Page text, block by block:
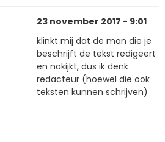
23 november 2017 - 9:01
klinkt mij dat de man die je
beschrijft de tekst redigeert
en nakijkt, dus ik denk
redacteur (hoewel die ook
teksten kunnen schrijven)